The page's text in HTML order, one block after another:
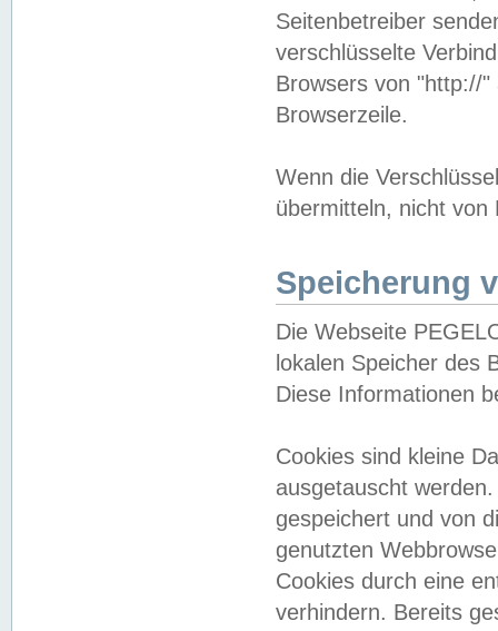
Seitenbetreiber
verschlüsselte
Browsers von "http://
Browserzeile.
Wenn die
übermitteln, nicht von
Speicherung
Die Webseite
lokalen Speicher des
Diese Informationen
Cookies sind kleine
ausgetauscht
gespeichert und von
genutzten
Cookies durch eine
verhindern. Bereits